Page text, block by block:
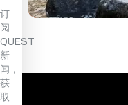
订
阅
QUEST
新
闻，
获
取